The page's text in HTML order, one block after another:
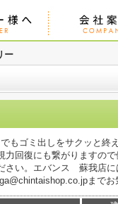
ー
もゴミ出しをサクッと終
回復にも繋がりますの
さい。エバンス 蘇我店
までお